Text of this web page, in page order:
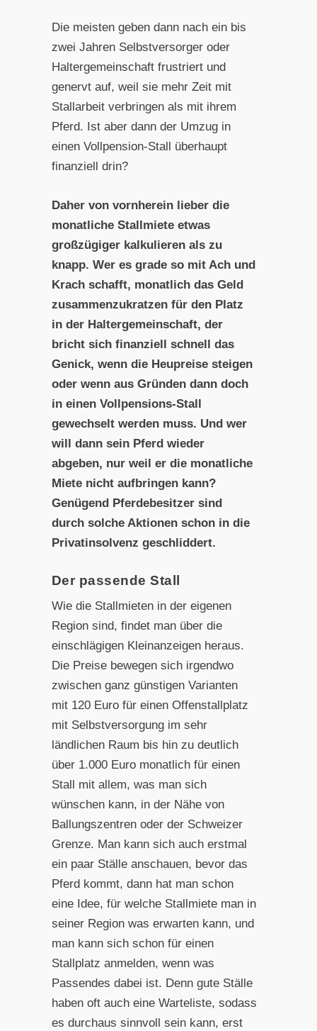
Die meisten geben dann nach ein bis
zwei Jahren Selbstversorger oder
Haltergemeinschaft frustriert und
genervt auf, weil sie mehr Zeit mit
Stallarbeit verbringen als mit ihrem
Pferd. Ist aber dann der Umzug in
einen Vollpension-Stall überhaupt
finanziell drin?
Daher von vornherein lieber die
monatliche Stallmiete etwas
großzügiger kalkulieren als zu
knapp. Wer es grade so mit Ach und
Krach schafft, monatlich das Geld
zusammenzukratzen für den Platz
in der Haltergemeinschaft, der
bricht sich finanziell schnell das
Genick, wenn die Heupreise steigen
oder wenn aus Gründen dann doch
in einen Vollpensions-Stall
gewechselt werden muss. Und wer
will dann sein Pferd wieder
abgeben, nur weil er die monatliche
Miete nicht aufbringen kann?
Genügend Pferdebesitzer sind
durch solche Aktionen schon in die
Privatinsolvenz geschliddert.
Der passende Stall
Wie die Stallmieten in der eigenen
Region sind, findet man über die
einschlägigen Kleinanzeigen heraus.
Die Preise bewegen sich irgendwo
zwischen ganz günstigen Varianten
mit 120 Euro für einen Offenstallplatz
mit Selbstversorgung im sehr
ländlichen Raum bis hin zu deutlich
über 1.000 Euro monatlich für einen
Stall mit allem, was man sich
wünschen kann, in der Nähe von
Ballungszentren oder der Schweizer
Grenze. Man kann sich auch erstmal
ein paar Ställe anschauen, bevor das
Pferd kommt, dann hat man schon
eine Idee, für welche Stallmiete man in
seiner Region was erwarten kann, und
man kann sich schon für einen
Stallplatz anmelden, wenn was
Passendes dabei ist. Denn gute Ställe
haben oft auch eine Warteliste, sodass
es durchaus sinnvoll sein kann, erst